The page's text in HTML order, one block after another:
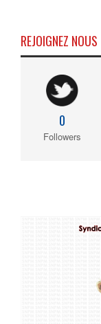
REJOIGNEZ NOUS
0
Followers